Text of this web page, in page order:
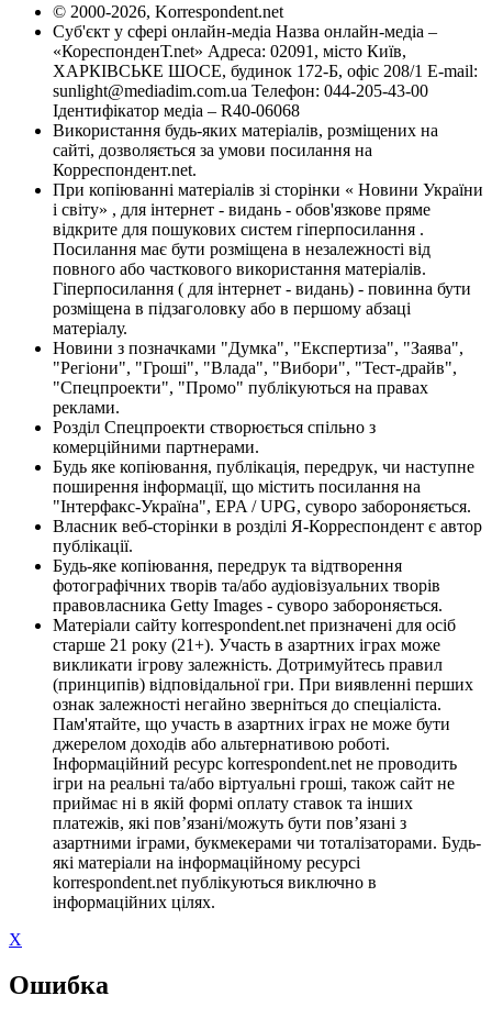
© 2000-2026, Korrespondent.net
Суб'єкт у сфері онлайн-медіа Назва онлайн-медіа –
«КореспонденТ.net» Адреса: 02091, місто Київ,
ХАРКІВСЬКЕ ШОСЕ, будинок 172-Б, офіс 208/1 E-mail:
sunlight@mediadim.com.ua Телефон: 044-205-43-00
Ідентифікатор медіа – R40-06068
Використання будь-яких матеріалів, розміщених на
сайті, дозволяється за умови посилання на
Корреспондент.net.
При копіюванні матеріалів зі сторінки « Новини України
і світу» , для інтернет - видань - обов'язкове пряме
відкрите для пошукових систем гіперпосилання .
Посилання має бути розміщена в незалежності від
повного або часткового використання матеріалів.
Гіперпосилання ( для інтернет - видань) - повинна бути
розміщена в підзаголовку або в першому абзаці
матеріалу.
Новини з позначками "Думка", "Експертиза", "Заява",
"Регіони", "Гроші", "Влада", "Вибори", "Тест-драйв",
"Спецпроекти", "Промо" публікуються на правах
реклами.
Розділ Спецпроекти створюється спільно з
комерційними партнерами.
Будь яке копіювання, публікація, передрук, чи наступне
поширення інформації, що містить посилання на
"Інтерфакс-Україна", EPA / UPG, суворо забороняється.
Власник веб-сторінки в розділі Я-Корреспондент є автор
публікації.
Будь-яке копіювання, передрук та відтворення
фотографічних творів та/або аудіовізуальних творів
правовласника Getty Images - суворо забороняється.
Матеріали сайту korrespondent.net призначені для осіб
старше 21 року (21+). Участь в азартних іграх може
викликати ігрову залежність. Дотримуйтесь правил
(принципів) відповідальної гри. При виявленні перших
ознак залежності негайно зверніться до спеціаліста.
Пам'ятайте, що участь в азартних іграх не може бути
джерелом доходів або альтернативою роботі.
Інформаційний ресурс korrespondent.net не проводить
ігри на реальні та/або віртуальні гроші, також сайт не
приймає ні в якій формі оплату ставок та інших
платежів, які пов’язані/можуть бути пов’язані з
азартними іграми, букмекерами чи тоталізаторами. Будь-
які матеріали на інформаційному ресурсі
korrespondent.net публікуються виключно в
інформаційних цілях.
X
Ошибка